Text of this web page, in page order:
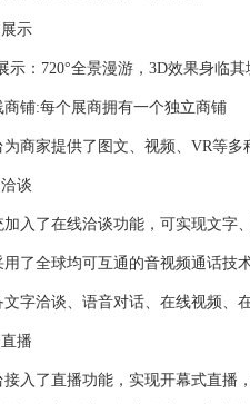
示
示：720°全景漫游，3D效果身临其
商铺:每个展商拥有一个独立商铺
为商家提供了图文、视频、 VR等多
谈
加入了在线洽谈功能，可实现文字
用了全球均可互通的音视频通话技
文字洽谈、语音对话、在线视频、
播
接入了直播功能，实现开幕式直播